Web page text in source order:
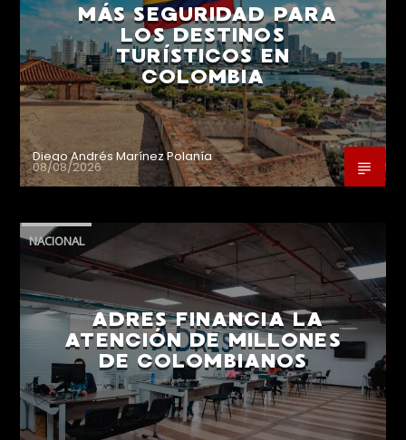
MÁS SEGURIDAD PARA
LOS DESTINOS
TURÍSTICOS EN
COLOMBIA
Diego Andrés Marínez Polanía
08/08/2026
NACIONAL
ADRES FINANCIA LA
ATENCIÓN DE MILLONES
DE COLOMBIANOS